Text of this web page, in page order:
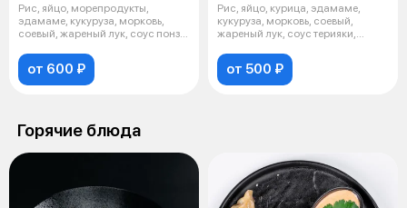
Рис, яйцо, морепродукты,
эдамаме, кукуруза, морковь,
соевый, жареный лук, соус понзу,
от 600 ₽
Рис, яйцо, курица, эдамаме,
кукуруза, морковь, соевый,
жареный лук, соус терияки,
от 500 ₽
Горячие блюда